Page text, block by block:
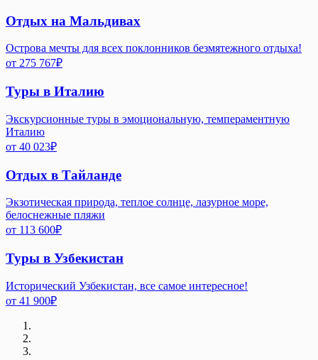
Отдых на Мальдивах
Острова мечты для всех поклонников безмятежного отдыха!
от 275 767₽
Туры в Италию
Экскурсионные туры в эмоциональную, темпераментную
Италию
от 40 023₽
Отдых в Тайланде
Экзотическая природа, теплое солнце, лазурное море,
белоснежные пляжи
от 113 600₽
Туры в Узбекистан
Исторический Узбекистан, все самое интересное!
от 41 900₽